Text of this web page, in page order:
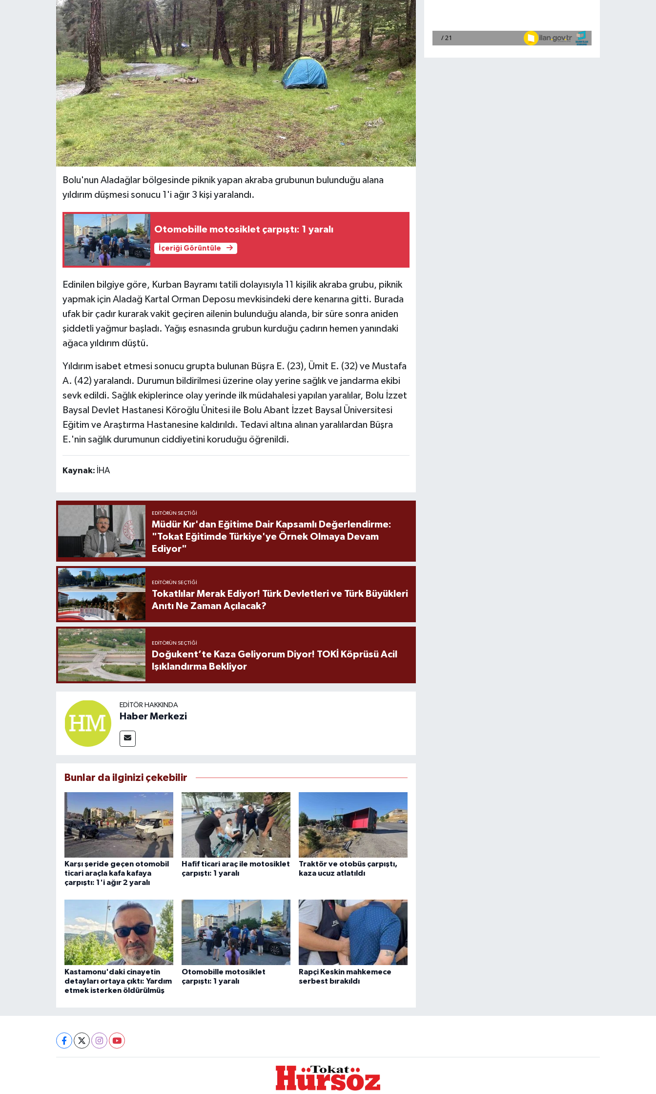
Bolu'nun Aladağlar bölgesinde piknik yapan akraba grubunun bulunduğu alana
yıldırım düşmesi sonucu 1'i ağır 3 kişi yaralandı.
Otomobille motosiklet çarpıştı: 1 yaralı
İçeriği Görüntüle
Edinilen bilgiye göre, Kurban Bayramı tatili dolayısıyla 11 kişilik akraba grubu, piknik
yapmak için Aladağ Kartal Orman Deposu mevkisindeki dere kenarına gitti. Burada
ufak bir çadır kurarak vakit geçiren ailenin bulunduğu alanda, bir süre sonra aniden
şiddetli yağmur başladı. Yağış esnasında grubun kurduğu çadırın hemen yanındaki
ağaca yıldırım düştü.
Yıldırım isabet etmesi sonucu grupta bulunan Büşra E. (23), Ümit E. (32) ve Mustafa
A. (42) yaralandı. Durumun bildirilmesi üzerine olay yerine sağlık ve jandarma ekibi
sevk edildi. Sağlık ekiplerince olay yerinde ilk müdahalesi yapılan yaralılar, Bolu İzzet
Baysal Devlet Hastanesi Köroğlu Ünitesi ile Bolu Abant İzzet Baysal Üniversitesi
Eğitim ve Araştırma Hastanesine kaldırıldı. Tedavi altına alınan yaralılardan Büşra
E.'nin sağlık durumunun ciddiyetini koruduğu öğrenildi.
Kaynak: İHA
EDITÖRÜN SEÇTIĞI
Müdür Kır'dan Eğitime Dair Kapsamlı Değerlendirme:
"Tokat Eğitimde Türkiye'ye Örnek Olmaya Devam
Ediyor"
EDITÖRÜN SEÇTIĞI
Tokatlılar Merak Ediyor! Türk Devletleri ve Türk Büyükleri
Anıtı Ne Zaman Açılacak?
EDITÖRÜN SEÇTIĞI
Doğukent’te Kaza Geliyorum Diyor! TOKİ Köprüsü Acil
Işıklandırma Bekliyor
EDITÖR HAKKINDA
Haber Merkezi
Bunlar da ilginizi çekebilir
Karşı şeride geçen otomobil
ticari araçla kafa kafaya
çarpıştı: 1'i ağır 2 yaralı
Hafif ticari araç ile motosiklet
çarpıştı: 1 yaralı
Traktör ve otobüs çarpıştı,
kaza ucuz atlatıldı
Kastamonu'daki cinayetin
detayları ortaya çıktı: Yardım
etmek isterken öldürülmüş
Otomobille motosiklet
çarpıştı: 1 yaralı
Rapçi Keskin mahkemece
serbest bırakıldı
Ekonomi
Tokat Haber